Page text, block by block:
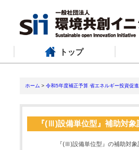
トップ
ホーム > 令和5年度補正予算 省エネルギー投資促
『(Ⅲ)設備単位型』補助対象
『(Ⅲ)設備単位型』の補助対象